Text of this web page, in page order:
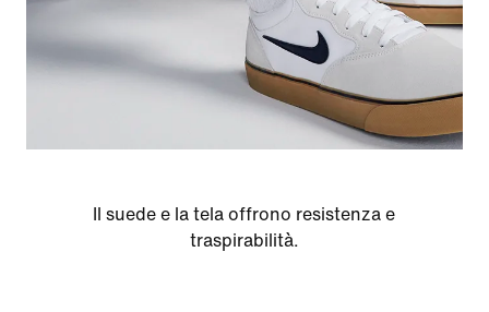
Il suede e la tela offrono resistenza e
traspirabilità.